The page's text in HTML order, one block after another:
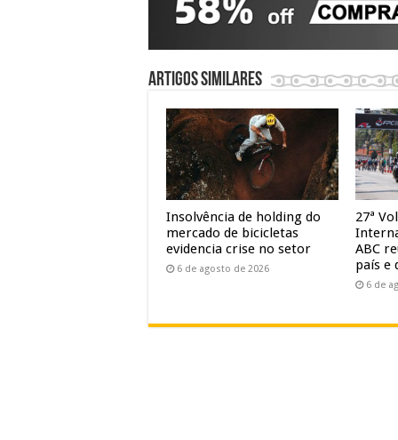
Artigos similares
Insolvência de holding do
mercado de bicicletas
evidencia crise no setor
6 de agosto de 2026
27ª
ABC
país e
6 de